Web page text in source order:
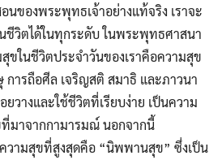
นของพระพุทธเจ้าอย่างแท้จริง เราจะ
วิตได้ในทุกระดับ ในพระพุทธศาสนา
ขในชีวิตประจำวันของเราคือความสุข
ารถือศีล เจริญสติ สมาธิ และภาวนา
วางและใช้ชีวิตที่เรียบง่าย เป็นความ
มาจากกามารมณ์ นอกจากนี้
วามสุขที่สูงสุดคือ “นิพพานสุข” ซึ่งเป็น